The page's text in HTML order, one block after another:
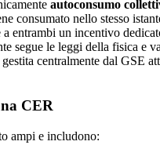
autoconsumo
consumato nello stesso
entrambi un incentivo
segue le leggi della fisica e
centralmente dal GSE
CER
ampi e includono: